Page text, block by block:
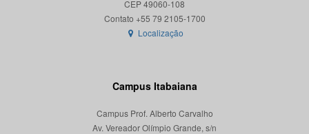
CEP 49060-108
Localização
Campus Itabaiana
Campus Prof. Alberto Carvalho
Av. Vereador Olímpio Grande, s/n